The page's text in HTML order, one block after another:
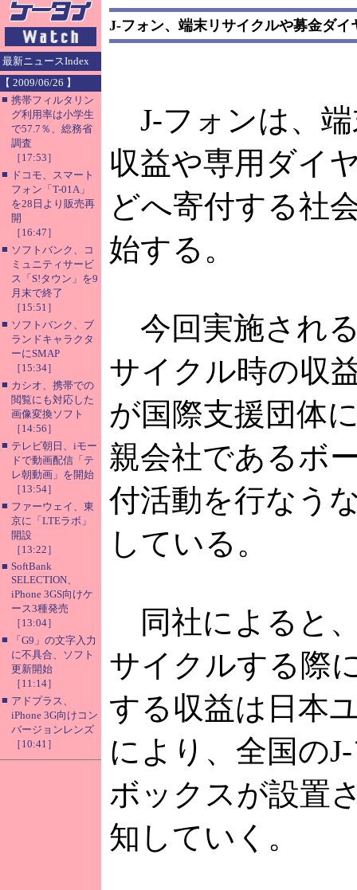
最新ニュースIndex
【 2009/06/26 】
■ 携帯フィルタリン
グ利用率は小学生
で57.7％、総務省
調査
［17:53］
■ ドコモ、スマート
フォン「T-01A」
を28日より販売再
開
［16:47］
■ ソフトバンク、コ
ミュニティサービ
ス「S!タウン」を9
月末で終了
［15:51］
■ ソフトバンク、ブ
ランドキャラクタ
ーにSMAP
［15:34］
■ カシオ、携帯での
閲覧にも対応した
画像変換ソフト
［14:56］
■ テレビ朝日、iモー
ドで動画配信「テ
レ朝動画」を開始
［13:54］
■ ファーウェイ、東
京に「LTEラボ」
開設
［13:22］
■ SoftBank
SELECTION、
iPhone 3GS向けケ
ース3種発売
［13:04］
■
「G9」の文字入力
に不具合、ソフト
更新開始
［11:14］
■ アドプラス、
iPhone 3G向けコン
バージョンレンズ
［10:41］
J-フォン、端末リサイクルや募金ダ
J-フォンは、
収益や専用ダイ
どへ寄付する社
始する。
今回実施され
サイクル時の収
が国際支援団体
親会社であるボ
付活動を行なう
している。
同社によると
サイクルする際
する収益は日本
により、全国の
ボックスが設置
知していく。